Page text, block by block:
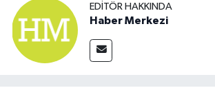
EDITÖR HAKKINDA
Haber Merkezi